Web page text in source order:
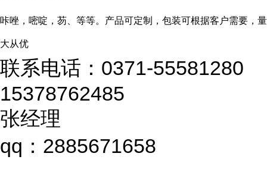
咔唑，嘧啶，芴、等等。产品可定制，包装可根据客户需要，量
大从优
联系电话：0371-55581280
15378762485
张经理
qq：2885671658